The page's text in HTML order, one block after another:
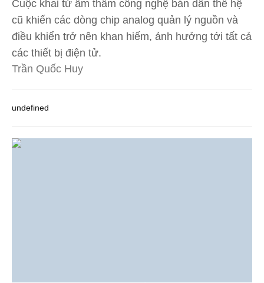
Cuộc khai tử âm thầm công nghệ bán dẫn thế hệ
cũ khiến các dòng chip analog quản lý nguồn và
điều khiển trở nên khan hiếm, ảnh hưởng tới tất cả
các thiết bị điện tử.
Trần Quốc Huy
undefined